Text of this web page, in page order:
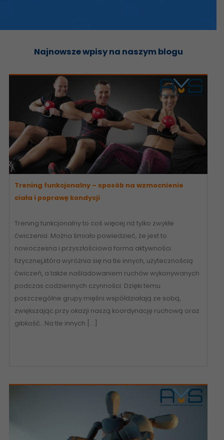
Najnowsze wpisy na naszym blogu
Trening funkcjonalny – sposób na wzmocnienie
ciała i poprawę kondycji
Trening funkcjonalny to coś więcej niż tylko zwykłe
ćwiczenia. Można śmiało powiedzieć, że jest to
nowoczesna i przyszłościowa forma aktywności
fizycznej,która wyróżnia się na tle innych, użytecznością
ćwiczeń, a także naśladowaniem ruchów wykonywanych
podczas codziennych czynności. Dzięki temu
poszczególne grupy mięśni współdziałają ze sobą,
zwiększając przy okazji naszą koordynację ruchową oraz
gibkość.. Na tle innych […]